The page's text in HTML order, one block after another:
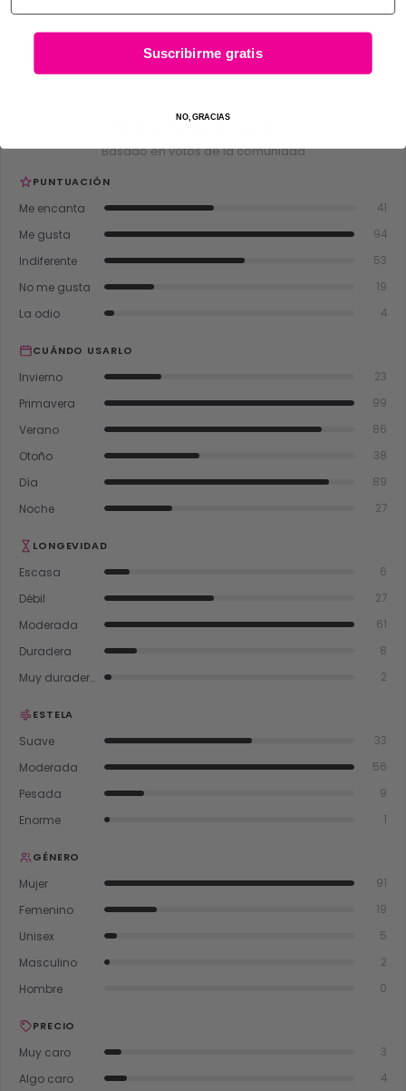
Valoraciones de usuarios
Basado en votos de la comunidad
PUNTUACIÓN
Me encanta 41
Me gusta 94
Indiferente 53
No me gusta 19
La odio 4
CUÁNDO USARLO
Invierno 23
Primavera 99
Verano 86
Otoño 38
Día 89
Noche 27
LONGEVIDAD
Escasa 6
Débil 27
Moderada 61
Duradera 8
Muy duradera 2
ESTELA
Suave 33
Moderada 56
Pesada 9
Enorme 1
GÉNERO
Mujer 91
Femenino 19
Unisex 5
Masculino 2
Hombre 0
PRECIO
Muy caro 3
Algo caro 4
Suscribirme gratis
NO, GRACIAS